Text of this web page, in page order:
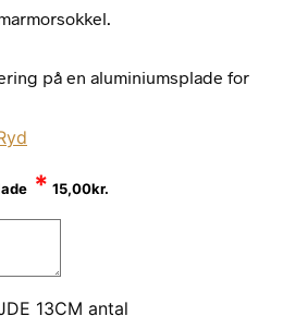
på en aluminiumsplade for
* 15,00kr.
13CM antal